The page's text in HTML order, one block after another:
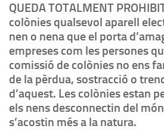
QUEDA TOTALMENT
colònies qualsevol aparell
nen o nena que el porta
empreses com les persones
comissió de colònies no ens
de la pèrdua, sostracció o
d’aquest. Les colònies estan
els nens desconnectin del
s’acostin més a la natura.